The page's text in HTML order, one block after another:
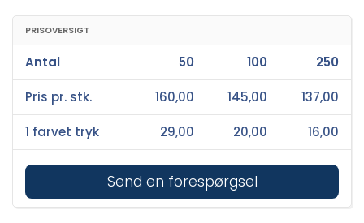
PRISOVERSIGT
Send en forespørgsel
Antal 50 100 250
Pris pr. stk. 160,00 145,00 137,00
1 farvet tryk 29,00 20,00 16,00